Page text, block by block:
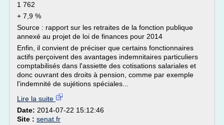
1 762
+ 7,9 %
Source : rapport sur les retraites de la fonction publique
annexé au projet de loi de finances pour 2014
Enfin, il convient de préciser que certains fonctionnaires
actifs perçoivent des avantages indemnitaires particuliers
comptabilisés dans l'assiette des cotisations salariales et
donc ouvrant des droits à pension, comme par exemple
l'indemnité de sujétions spéciales...
Lire la suite
Date: 2014-07-22 15:12:46
Site : senat.fr